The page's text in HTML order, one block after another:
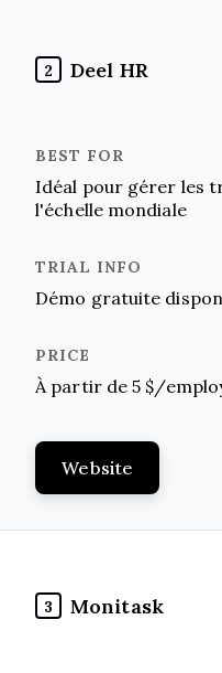
2 Deel HR
Idéal pour gérer les
l'échelle mondiale
Démo gratuite
À partir de 5 $/
Website
3 Monitask